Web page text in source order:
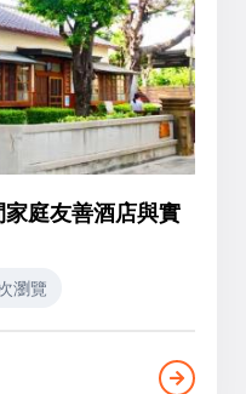
庭友善酒店與實
瀏覽